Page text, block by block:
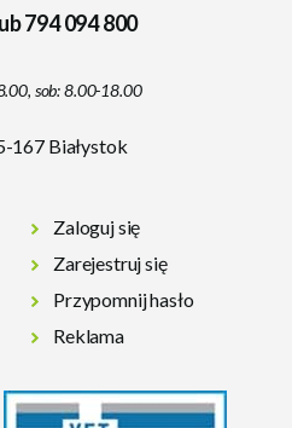
794 094 800
sob: 8.00-18.00
167 Białystok
Zaloguj się
Zarejestruj się
Przypomnij hasło
Reklama